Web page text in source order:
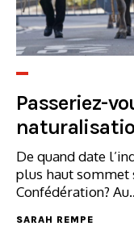
Passeriez-
De quand date
plus haut sommet
Confédération?
SARAH REMPE